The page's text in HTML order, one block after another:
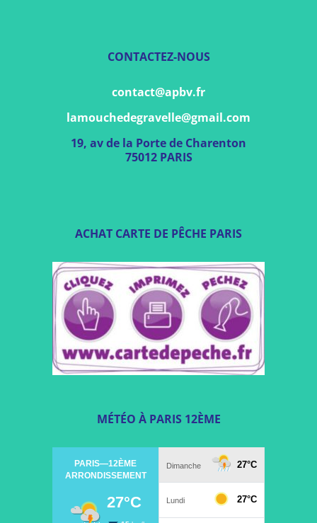
CONTACTEZ-NOUS
contact@apbv.fr
lamouchedegravelle@gmail.com
19, av de la Porte de Charenton
75012 PARIS
ACHAT CARTE DE PÊCHE PARIS
MÉTÉO À PARIS 12ÈME